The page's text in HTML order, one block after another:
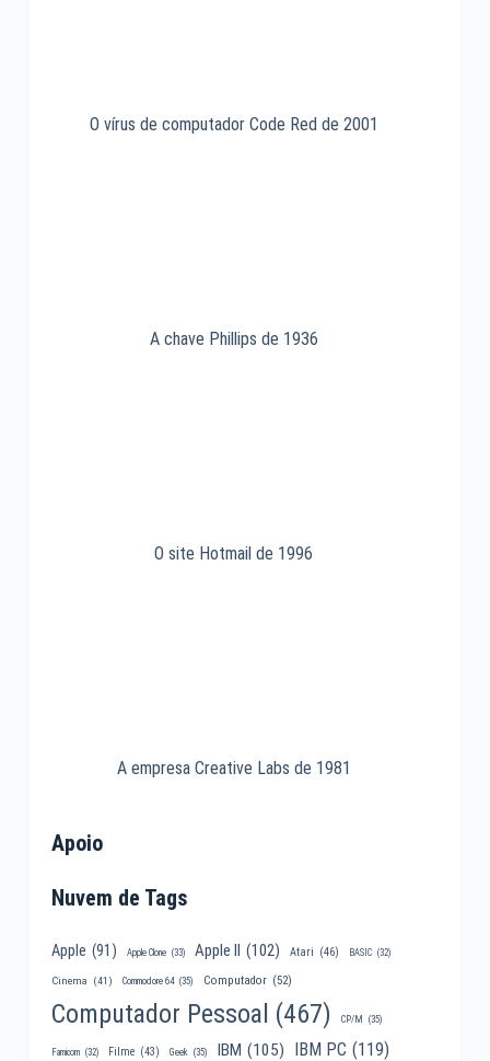
O vírus de computador Code Red de 2001
A chave Phillips de 1936
O site Hotmail de 1996
A empresa Creative Labs de 1981
Apoio
Nuvem de Tags
Apple (91) Apple Clone (33) Apple II (102) Atari (46) BASIC (32)
Cinema (41) Commodore 64 (35) Computador (52)
Computador Pessoal (467) CP/M (35)
Famicom (32) Filme (43) Geek (35) IBM (105) IBM PC (119)